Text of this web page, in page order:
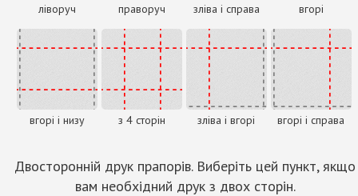
ліворуч праворуч зліва і справа вгорі
вгорі і низу з 4 сторін зліва і вгорі вгорі і справа
Двосторонній друк прапорів. Виберіть цей пункт, якщо
вам необхідний друк з двох сторін.